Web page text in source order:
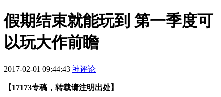
假期结束就能玩到 第一季度可
以玩大作前瞻
2017-02-01 09:44:43 神评论
【17173专稿，转载请注明出处】